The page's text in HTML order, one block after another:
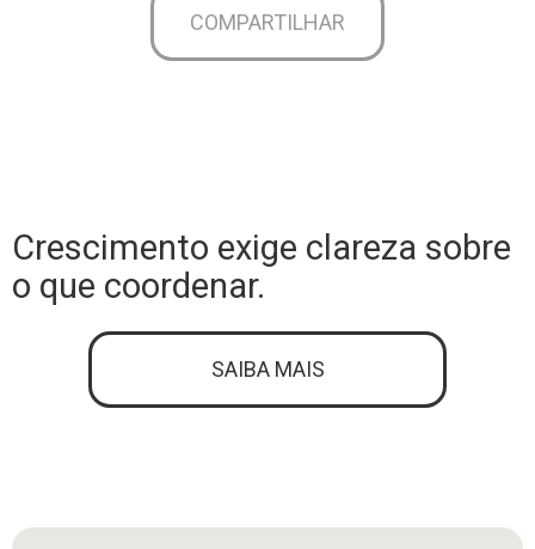
COMPARTILHAR
Crescimento exige clareza sobre
o que coordenar.
SAIBA MAIS